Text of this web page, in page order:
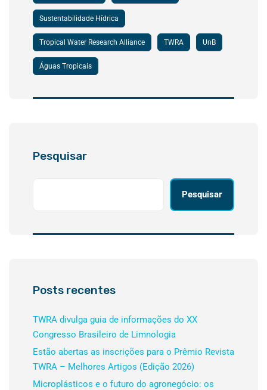
Sustentabilidade Hídrica
Tropical Water Research Alliance TWRA UnB
Águas Tropicais
Pesquisar
Pesquisar
Posts recentes
TWRA divulga guia de informações do XX
Congresso Brasileiro de Limnologia
Estão abertas as inscrições para o Prêmio Revista
TWRA – Melhores Artigos (Edição 2026)
Microplásticos e o futuro do agronegócio: os